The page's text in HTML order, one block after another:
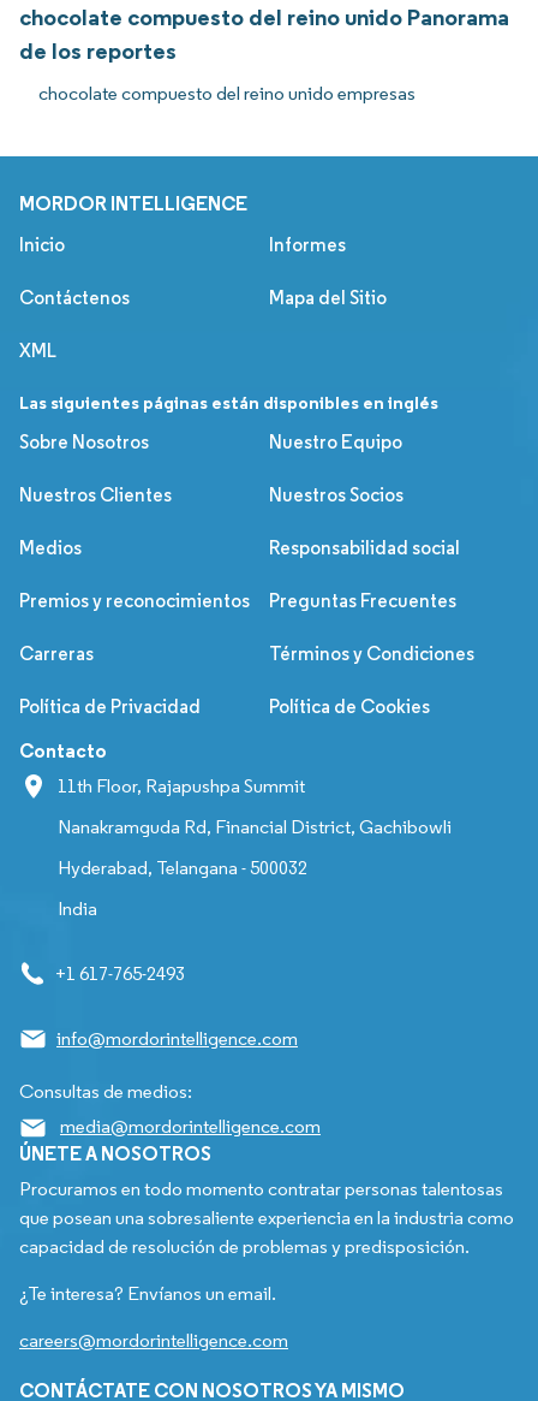
chocolate compuesto del reino unido Panorama
de los reportes
chocolate compuesto del reino unido empresas
MORDOR INTELLIGENCE
Inicio Informes
Contáctenos Mapa del Sitio
XML
Las siguientes páginas están disponibles en inglés
Sobre Nosotros
Nuestro Equipo
Nuestros Clientes Nuestros Socios
Medios Responsabilidad social
Premios y reconocimientos Preguntas Frecuentes
Carreras Términos y Condiciones
Política de Privacidad Política de Cookies
Contacto
11th Floor, Rajapushpa Summit
Nanakramguda Rd, Financial District, Gachibowli
Hyderabad, Telangana - 500032
India
+1 617-765-2493
info@mordorintelligence.com
Consultas de medios:
media@mordorintelligence.com
ÚNETE A NOSOTROS
Procuramos en todo momento contratar personas talentosas
que posean una sobresaliente experiencia en la industria como
capacidad de resolución de problemas y predisposición.
¿Te interesa? Envíanos un email.
careers@mordorintelligence.com
CONTÁCTATE CON NOSOTROS YA MISMO